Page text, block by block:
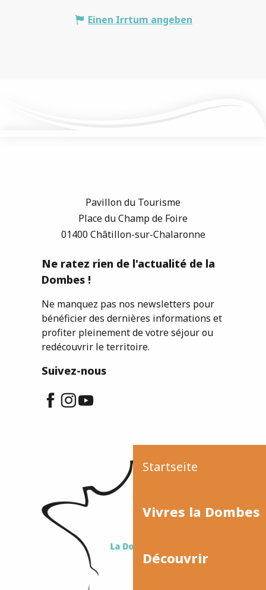
Startseite
Vivres la Dombes
Découvrir
Einen Irrtum angeben
Pavillon du Tourisme
Place du Champ de Foire
01400 Châtillon-sur-Chalaronne
Ne ratez rien de l'actualité de la
Dombes !
Ne manquez pas nos newsletters pour
bénéficier des dernières informations et
profiter pleinement de votre séjour ou
redécouvrir le territoire.
Suivez-nous